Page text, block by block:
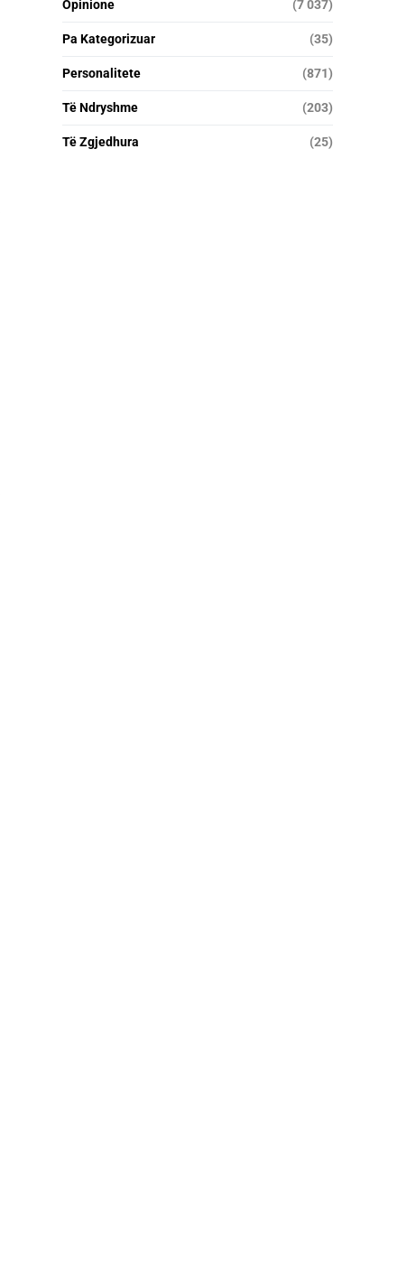
Opinione (7 037)
Pa Kategorizuar (35)
Personalitete (871)
Të Ndryshme (203)
Të Zgjedhura (25)